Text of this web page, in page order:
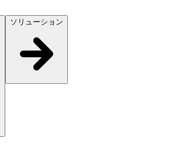
ソリューション